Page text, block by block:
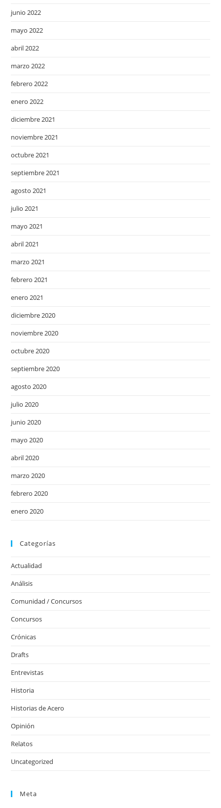
junio 2022
mayo 2022
abril 2022
marzo 2022
febrero 2022
enero 2022
diciembre 2021
noviembre 2021
octubre 2021
septiembre 2021
agosto 2021
julio 2021
mayo 2021
abril 2021
marzo 2021
febrero 2021
enero 2021
diciembre 2020
noviembre 2020
octubre 2020
septiembre 2020
agosto 2020
julio 2020
junio 2020
mayo 2020
abril 2020
marzo 2020
febrero 2020
enero 2020
Categorías
Actualidad
Análisis
Comunidad / Concursos
Concursos
Crónicas
Drafts
Entrevistas
Historia
Historias de Acero
Opinión
Relatos
Uncategorized
Meta